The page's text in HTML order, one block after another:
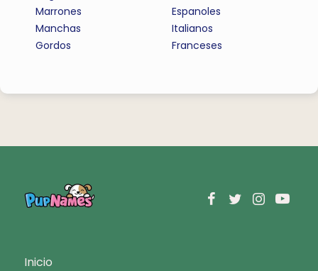
Marrones
Manchas
Gordos
Espanoles
Italianos
Franceses
Inicio